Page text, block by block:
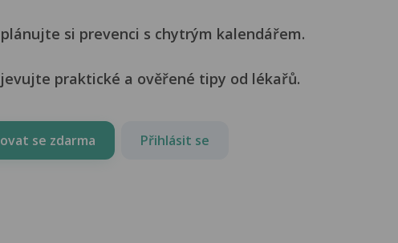
si prevenci s chytrým kalendářem.
praktické a ověřené tipy od lékařů.
se zdarma Přihlásit se